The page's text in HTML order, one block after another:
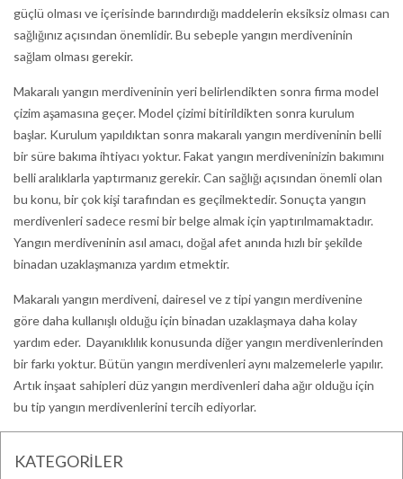
güçlü olması ve içerisinde barındırdığı maddelerin eksiksiz olması can
sağlığınız açısından önemlidir. Bu sebeple yangın merdiveninin
sağlam olması gerekir.
Makaralı yangın merdiveninin yeri belirlendikten sonra firma model
çizim aşamasına geçer. Model çizimi bitirildikten sonra kurulum
başlar. Kurulum yapıldıktan sonra makaralı yangın merdiveninin belli
bir süre bakıma ihtiyacı yoktur. Fakat yangın merdiveninizin bakımını
belli aralıklarla yaptırmanız gerekir. Can sağlığı açısından önemli olan
bu konu, bir çok kişi tarafından es geçilmektedir. Sonuçta yangın
merdivenleri sadece resmi bir belge almak için yaptırılmamaktadır.
Yangın merdiveninin asıl amacı, doğal afet anında hızlı bir şekilde
binadan uzaklaşmanıza yardım etmektir.
Makaralı yangın merdiveni, dairesel ve z tipi yangın merdivenine
göre daha kullanışlı olduğu için binadan uzaklaşmaya daha kolay
yardım eder. Dayanıklılık konusunda diğer yangın merdivenlerinden
bir farkı yoktur. Bütün yangın merdivenleri aynı malzemelerle yapılır.
Artık inşaat sahipleri düz yangın merdivenleri daha ağır olduğu için
bu tip yangın merdivenlerini tercih ediyorlar.
KATEGORİLER